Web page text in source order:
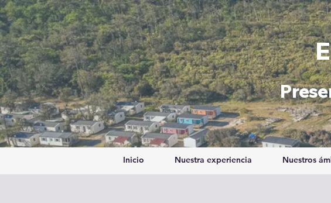
Inicio Nuestra experiencia Nuestros